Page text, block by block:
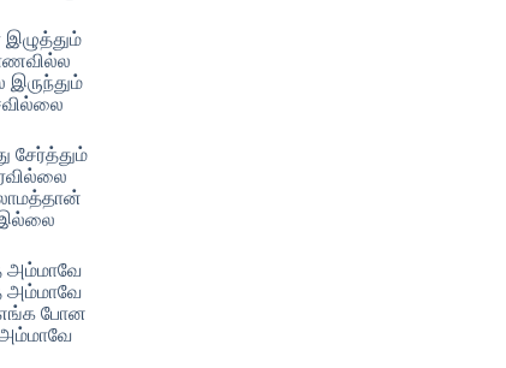
இழுத்தும்
இருந்தும்
சேர்த்தும்
இல்லை
போன